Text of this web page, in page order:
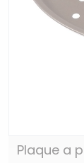
Plaque a